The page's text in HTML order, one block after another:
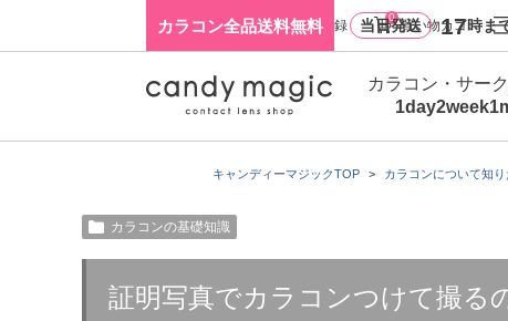
カラコン全品送料無料 当日発送 17時ま
キャンディーマジックTOP カラコンについて知
カラコンの基礎知識
証明写真でカラコンつけて撮る
ログイン・新規会員登録
0
買い物カゴ
カラコン・サー
1day2week